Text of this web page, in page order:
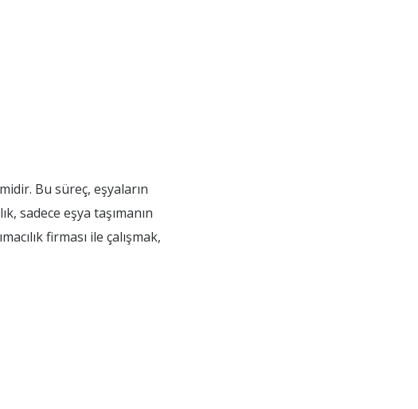
Bu süreç, eşyaların
sadece eşya taşımanın
firması ile çalışmak,